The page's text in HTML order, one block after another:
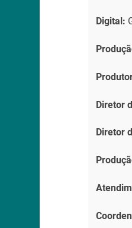
Digital:
Diretor
Diretor